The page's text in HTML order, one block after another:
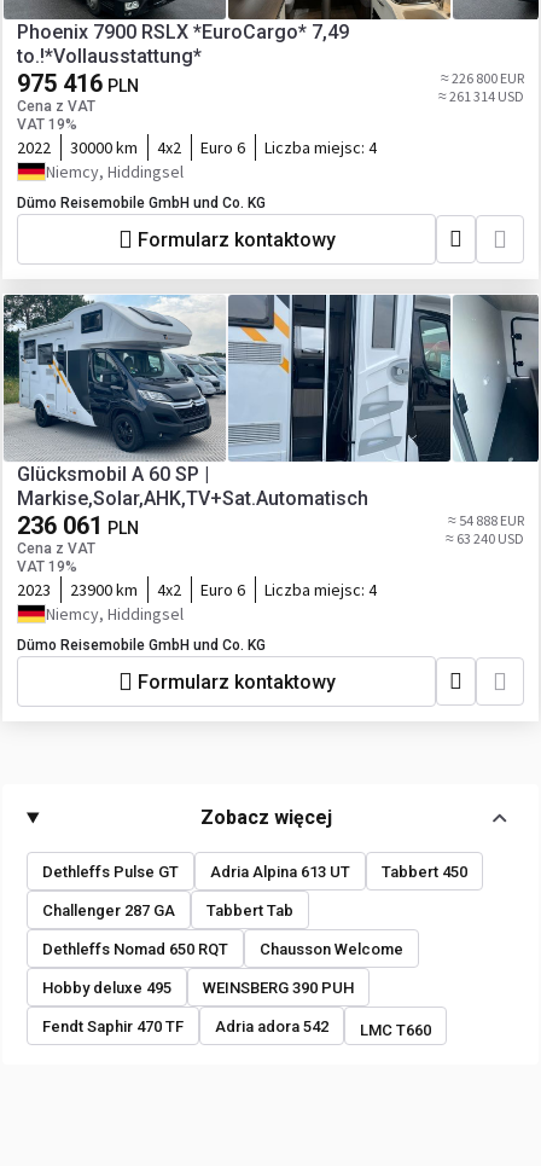
Phoenix 7900 RSLX *EuroCargo* 7,49
to.!*Vollausstattung*
975 416 PLN
Cena z VAT
VAT 19%
≈ 226 800 EUR
≈ 261 314 USD
2022 30000 km 4x2 Euro 6 Liczba miejsc: 4
Niemcy, Hiddingsel
Dümo Reisemobile GmbH und Co. KG
Formularz kontaktowy
Glücksmobil A 60 SP |
Markise,Solar,AHK,TV+Sat.Automatisch
236 061 PLN
Cena z VAT
VAT 19%
≈ 54 888 EUR
≈ 63 240 USD
2023 23900 km 4x2 Euro 6 Liczba miejsc: 4
Niemcy, Hiddingsel
Dümo Reisemobile GmbH und Co. KG
Formularz kontaktowy
Zobacz więcej
Dethleffs Pulse GT Adria Alpina 613 UT Tabbert 450
Challenger 287 GA Tabbert Tab
Dethleffs Nomad 650 RQT Chausson Welcome
Hobby deluxe 495 WEINSBERG 390 PUH
Fendt Saphir 470 TF Adria adora 542 LMC T660